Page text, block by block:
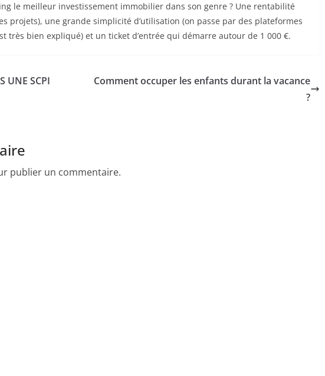
le meilleur investissement immobilier dans son genre ? Une rentabilité
projets), une grande simplicité d’utilisation (on passe par des plateformes
très bien expliqué) et un ticket d’entrée qui démarre autour de 1 000 €.
UNE SCPI
Comment occuper les enfants durant la vacance
?
publier un commentaire.